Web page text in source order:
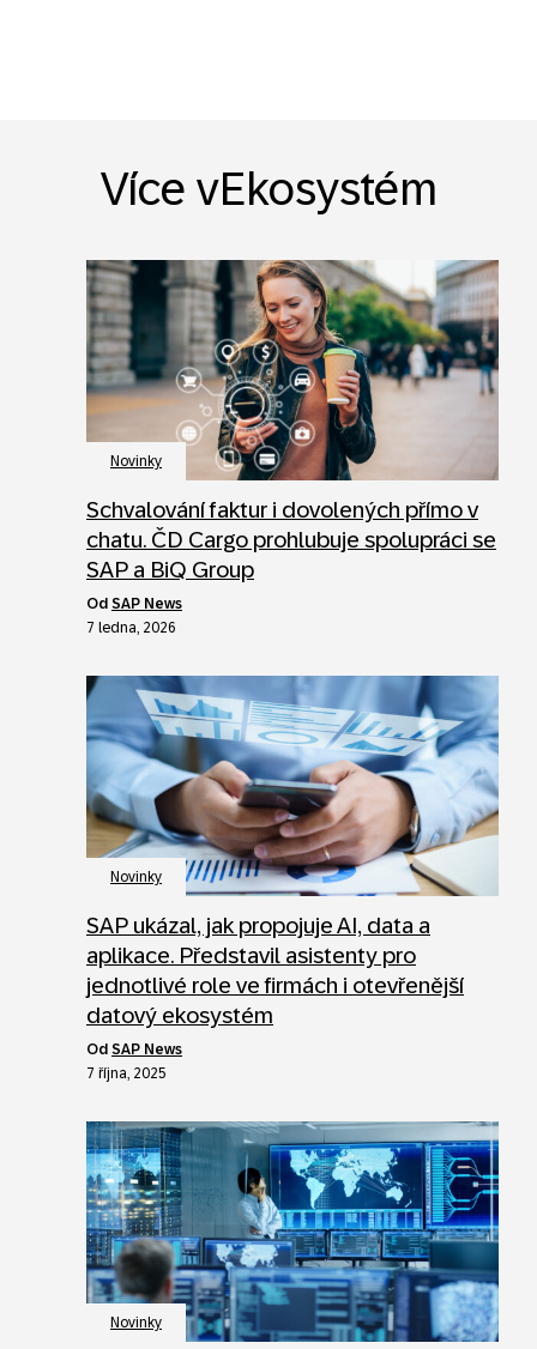
Více vEkosystém
Novinky
Schvalování faktur i dovolených přímo v
chatu. ČD Cargo prohlubuje spolupráci se
SAP a BiQ Group
od SAP News
7 ledna, 2026
Novinky
SAP ukázal, jak propojuje AI, data a
aplikace. Představil asistenty pro
jednotlivé role ve firmách i otevřenější
datový ekosystém
od SAP News
7 října, 2025
Novinky